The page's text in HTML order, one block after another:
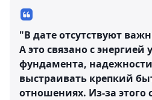
"В дате отсутствуют
А это связано с энергией
фундамента,
выстраивать крепкий
отношениях. Из-за этого